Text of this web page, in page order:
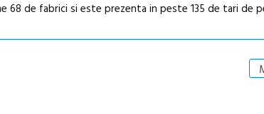
68 de fabrici si este prezenta in peste 135 de tari de